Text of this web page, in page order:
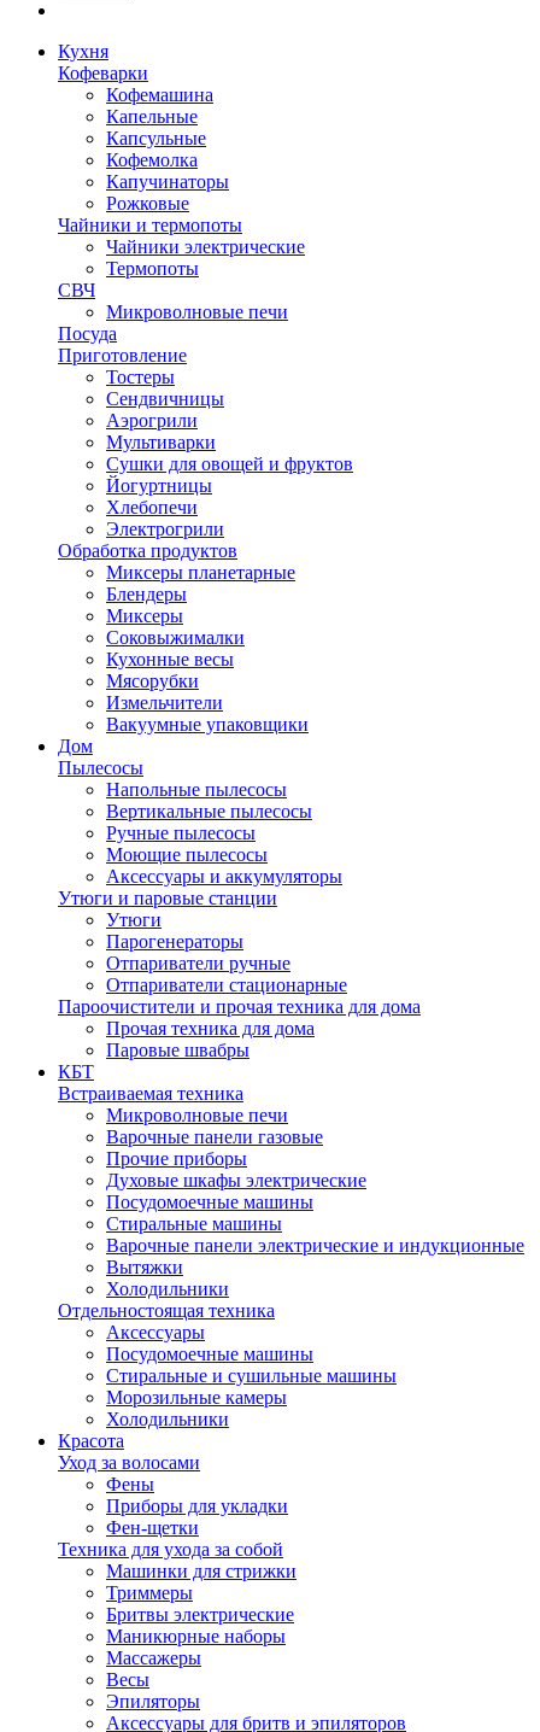
Кухня
Кофеварки
Кофемашина
Капельные
Капсульные
Кофемолка
Капучинаторы
Рожковые
Чайники и термопоты
Чайники электрические
Термопоты
СВЧ
Микроволновые печи
Посуда
Приготовление
Тостеры
Сендвичницы
Аэрогрили
Мультиварки
Сушки для овощей и фруктов
Йогуртницы
Хлебопечи
Электрогрили
Обработка продуктов
Миксеры планетарные
Блендеры
Миксеры
Соковыжималки
Кухонные весы
Мясорубки
Измельчители
Вакуумные упаковщики
Дом
Пылесосы
Напольные пылесосы
Вертикальные пылесосы
Ручные пылесосы
Моющие пылесосы
Аксессуары и аккумуляторы
Утюги и паровые станции
Утюги
Парогенераторы
Отпариватели ручные
Отпариватели стационарные
Пароочистители и прочая техника для дома
Прочая техника для дома
Паровые швабры
КБТ
Встраиваемая техника
Микроволновые печи
Варочные панели газовые
Прочие приборы
Духовые шкафы электрические
Посудомоечные машины
Стиральные машины
Варочные панели электрические и индукционные
Вытяжки
Холодильники
Отдельностоящая техника
Аксессуары
Посудомоечные машины
Стиральные и сушильные машины
Морозильные камеры
Холодильники
Красота
Уход за волосами
Фены
Приборы для укладки
Фен-щетки
Техника для ухода за собой
Машинки для стрижки
Триммеры
Бритвы электрические
Маникюрные наборы
Массажеры
Весы
Эпиляторы
Аксессуары для бритв и эпиляторов